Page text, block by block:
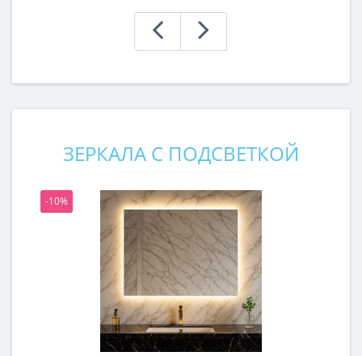
ЗЕРКАЛА С ПОДСВЕТКОЙ
-10%